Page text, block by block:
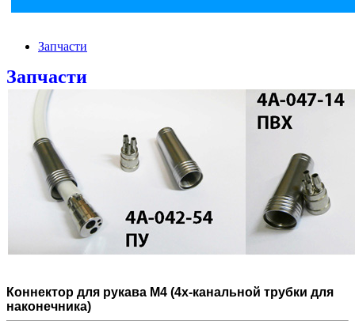
Запчасти
Запчасти
Коннектор для рукава М4 (4х-канальной трубки для
наконечника)